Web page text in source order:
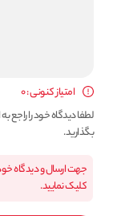
امتیاز کنونی : 0
لطفا دیدگاه خود را راجع
بگذارید.
جهت ارسال و دیدگاه
کلیک نمایید.